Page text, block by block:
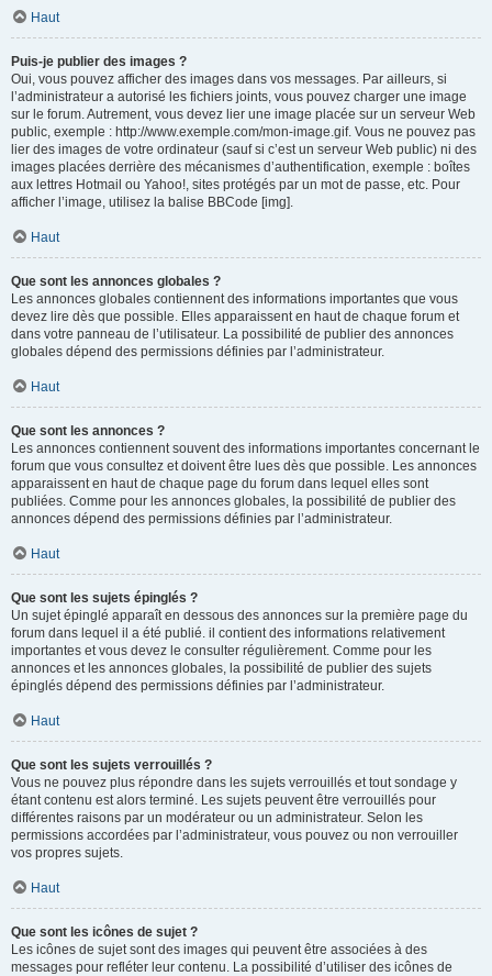
Haut
Puis-je publier des images ?
Oui, vous pouvez afficher des images dans vos messages. Par ailleurs, si
l’administrateur a autorisé les fichiers joints, vous pouvez charger une image
sur le forum. Autrement, vous devez lier une image placée sur un serveur Web
public, exemple : http://www.exemple.com/mon-image.gif. Vous ne pouvez pas
lier des images de votre ordinateur (sauf si c’est un serveur Web public) ni des
images placées derrière des mécanismes d’authentification, exemple : boîtes
aux lettres Hotmail ou Yahoo!, sites protégés par un mot de passe, etc. Pour
afficher l’image, utilisez la balise BBCode [img].
Haut
Que sont les annonces globales ?
Les annonces globales contiennent des informations importantes que vous
devez lire dès que possible. Elles apparaissent en haut de chaque forum et
dans votre panneau de l’utilisateur. La possibilité de publier des annonces
globales dépend des permissions définies par l’administrateur.
Haut
Que sont les annonces ?
Les annonces contiennent souvent des informations importantes concernant le
forum que vous consultez et doivent être lues dès que possible. Les annonces
apparaissent en haut de chaque page du forum dans lequel elles sont
publiées. Comme pour les annonces globales, la possibilité de publier des
annonces dépend des permissions définies par l’administrateur.
Haut
Que sont les sujets épinglés ?
Un sujet épinglé apparaît en dessous des annonces sur la première page du
forum dans lequel il a été publié. il contient des informations relativement
importantes et vous devez le consulter régulièrement. Comme pour les
annonces et les annonces globales, la possibilité de publier des sujets
épinglés dépend des permissions définies par l’administrateur.
Haut
Que sont les sujets verrouillés ?
Vous ne pouvez plus répondre dans les sujets verrouillés et tout sondage y
étant contenu est alors terminé. Les sujets peuvent être verrouillés pour
différentes raisons par un modérateur ou un administrateur. Selon les
permissions accordées par l’administrateur, vous pouvez ou non verrouiller
vos propres sujets.
Haut
Que sont les icônes de sujet ?
Les icônes de sujet sont des images qui peuvent être associées à des
messages pour refléter leur contenu. La possibilité d’utiliser des icônes de